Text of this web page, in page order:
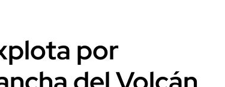
por